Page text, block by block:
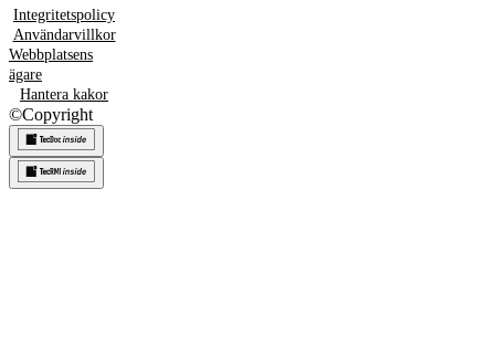
Integritetspolicy
Användarvillkor
Webbplatsens
ägare
Hantera kakor
©Copyright